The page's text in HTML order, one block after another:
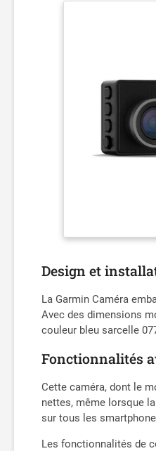
Design et
La Garmin Caméra
Avec des dimensions
couleur bleu sarcelle
Fonctionnalités
Cette caméra, dont le
nettes, même lorsque
sur tous les
Les fonctionnalités de